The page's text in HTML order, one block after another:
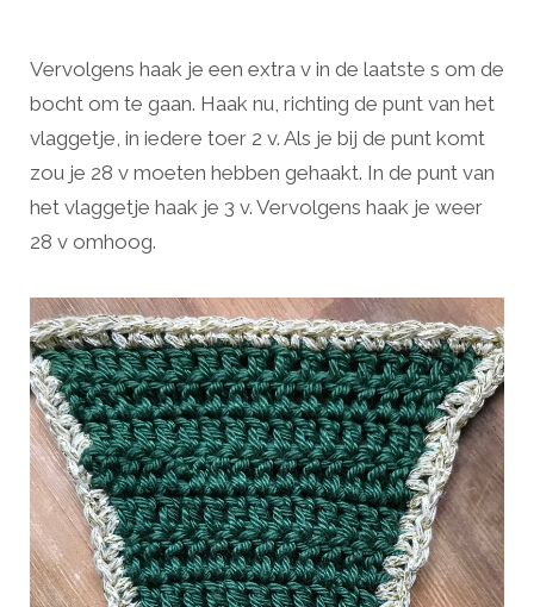
Vervolgens haak je een extra v in de laatste s om de
bocht om te gaan. Haak nu, richting de punt van het
vlaggetje, in iedere toer 2 v. Als je bij de punt komt
zou je 28 v moeten hebben gehaakt. In de punt van
het vlaggetje haak je 3 v. Vervolgens haak je weer
28 v omhoog.